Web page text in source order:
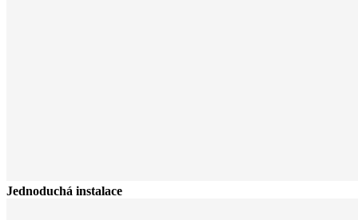
Jednoduchá instalace